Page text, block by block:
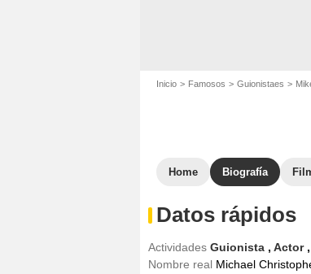
Inicio Famosos Guionistaes
Home Biografía
Datos rápidos
Actividades Guionista , Actor ,
Nombre real Michael